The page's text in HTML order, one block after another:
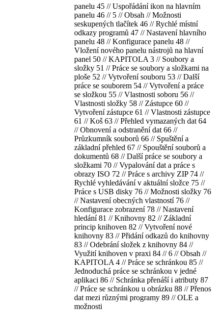
panelu 45 // Uspořádání ikon na hlavním
panelu 46 // 5 // Obsah // Možnosti
seskupených tlačítek 46 // Rychlé místní
odkazy programů 47 // Nastavení hlavního
panelu 48 // Konfigurace panelu 48 //
Vložení nového panelu nástrojů na hlavní
panel 50 // KAPITOLA 3 // Soubory a
složky 51 // Práce se soubory a složkami na
ploše 52 // Vytvoření souboru 53 // Další
práce se souborem 54 // Vytvoření a práce
se složkou 55 // Vlastnosti soboru 56 //
Vlastnosti složky 58 // Zástupce 60 //
Vytvoření zástupce 61 // Vlastnosti zástupce
61 // Koš 63 // Přehled vymazaných dat 64
// Obnovení a odstranění dat 66 //
Průzkumník souborů 66 // Spuštění a
základní přehled 67 // Spouštění souborů a
dokumentů 68 // Další práce se soubory a
složkami 70 // Vypalování dat a práce s
obrazy ISO 72 // Práce s archivy ZIP 74 //
Rychlé vyhledávání v aktuální složce 75 //
Práce s USB disky 76 // Možnosti složky 76
// Nastavení obecných vlastností 76 //
Konfigurace zobrazení 78 // Nastavení
hledání 81 // Knihovny 82 // Základní
princip knihoven 82 // Vytvoření nové
knihovny 83 // Přidání odkazů do knihovny
83 // Odebrání složek z knihovny 84 //
Využití knihoven v praxi 84 // 6 // Obsah //
KAPITOLA 4 // Práce se schránkou 85 //
Jednoduchá práce se schránkou v jedné
aplikaci 86 // Schránka přenáší i atributy 87
// Práce se schránkou u obrázku 88 // Přenos
dat mezi různými programy 89 // OLE a
možnosti